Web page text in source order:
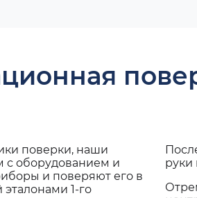
поверки, наши
с оборудованием и
и поверяют его в
1-го
руки